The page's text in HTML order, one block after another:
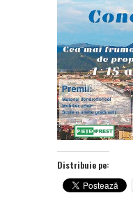
Distribuie pe: